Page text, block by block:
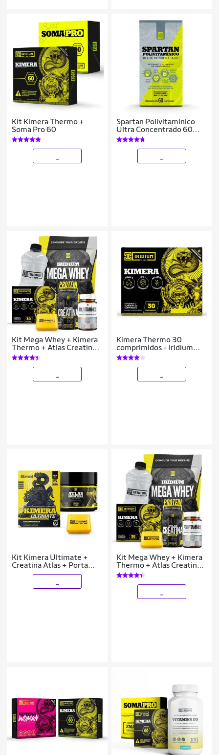
Kit Kimera Thermo +
Soma Pro 60
Spartan Polivitamínico
Ultra Concentrado 60
Comps
Kit Mega Whey + Kimera
Thermo + Atlas Creatina
Cáps + Polivitamínico +
Galão Cristal
Kimera Thermo 30
comprimidos - Iridium
Labs
Kit Kimera Ultimate +
Creatina Atlas + Porta
Kit Mega Whey + Kimera
Thermo + Atlas Creatina
Cáps + Polivitamínico +
Galão Cristal